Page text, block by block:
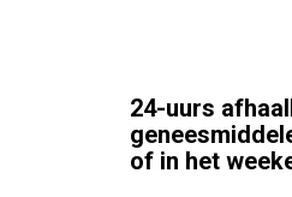
24-uurs
of in het